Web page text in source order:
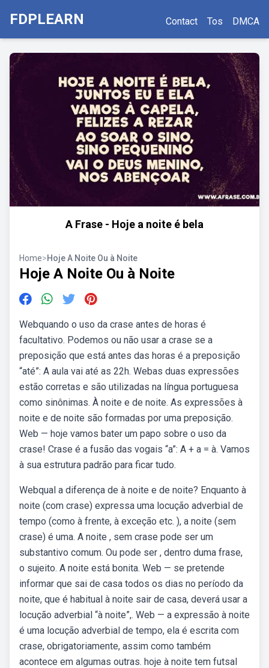
FDPLEARN Contact Tos DMCA
A Frase - Hoje a noite é bela
Home>Hoje A Noite Ou à Noite
Hoje A Noite Ou à Noite
Webquando o uso da crase antes de horas é
facultativo. Podemos ou não usar a crase se a
preposição que está antes das horas é a preposição
“até”: A aula vai até as 22h. Webas duas expressões
estão corretas e são utilizadas na língua portuguesa
como sinônimas. À noite e de noite. As expressões à
noite e de noite são formadas por uma preposição.
Web — hoje vamos bater um papo sobre o uso da
crase! Crase é a fusão das vogais “a”: A + a = à. Vamos
à sua estrutura padrão para ficar tudo.
Webqual a diferença de à noite e de noite? Enquanto à
noite (com crase) expressa uma locução adverbial de
tempo (como à frente, à exceção etc. ), a noite (sem
crase) é uma. A noite , sem crase pode ser um
substantivo comum. Ou pode ser , dentro duma frase,
o sujeito. A noite está bonita. Web — se pretende
informar que sai de casa todos os dias no período da
noite, que é habitual à noite sair de casa, deverá usar a
locução adverbial “à noite”,. Web — a expressão à noite
é uma locução adverbial de tempo, ela é escrita com
crase, obrigatoriamente, assim como também
acontece em algumas outras. hoje à noite tem futsal